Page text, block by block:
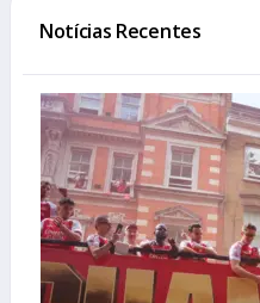
Notícias Recentes